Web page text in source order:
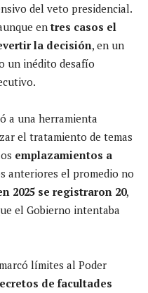
del veto presidencial.
entres casos el
la decisión, en un
un inédito desafío
a una herramienta
el tratamiento de temas
emplazamientos a
anteriores el promedio no
2025 se registraron 20,
el Gobierno intentaba
límites al Poder
de facultades